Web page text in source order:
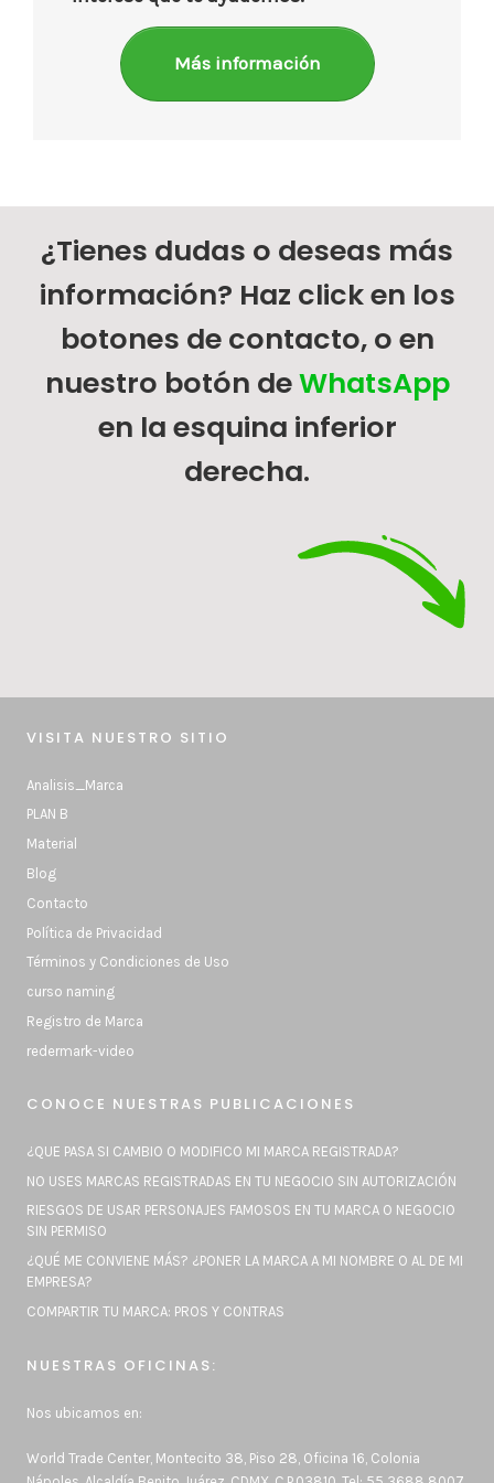
Más información
¿Tienes dudas o deseas más
información? Haz click en los
botones de contacto, o en
nuestro botón deWhatsApp
en la esquina inferior
derecha.
VISITA NUESTRO SITIO
Analisis_Marca
PLAN B
Material
Blog
Contacto
Política de Privacidad
Términos y Condiciones de Uso
curso naming
Registro de Marca
redermark-video
CONOCE NUESTRAS PUBLICACIONES
¿QUE PASA SI CAMBIO O MODIFICO MI MARCA REGISTRADA?
NO USES MARCAS REGISTRADAS EN TU NEGOCIO SIN AUTORIZACIÓN
RIESGOS DE USAR PERSONAJES FAMOSOS EN TU MARCA O NEGOCIO
SIN PERMISO
¿QUÉ ME CONVIENE MÁS? ¿PONER LA MARCA A MI NOMBRE O AL DE MI
EMPRESA?
COMPARTIR TU MARCA: PROS Y CONTRAS
NUESTRAS OFICINAS:
Nos ubicamos en:
World Trade Center, Montecito 38, Piso 28, Oficina 16, Colonia